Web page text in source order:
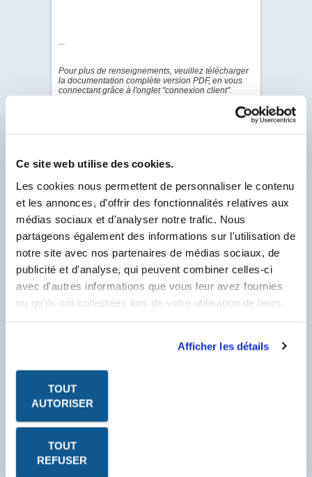
Ce site web utilise des cookies.
Les cookies nous permettent de personnaliser le contenu
et les annonces, d'offrir des fonctionnalités relatives aux
médias sociaux et d'analyser notre trafic. Nous
partageons également des informations sur l'utilisation de
notre site avec nos partenaires de médias sociaux, de
publicité et d'analyse, qui peuvent combiner celles-ci
avec d'autres informations que vous leur avez fournies
ou qu'ils ont collectées lors de votre utilisation de leurs
Afficher les détails
TOUT
AUTORISER
TOUT
REFUSER
PDF - DOC TECHNIQUE
PDF - FICHE DE
DONNÉES DE SÉCURITÉ
Pour visualiser & télécharger tous les PDF de ce
Produit.
Client Labo France, saisissez votre N° Compte
Client se trouvant sur votre facture et
commençant par un F.
...
Pour plus de renseignements, veuillez télécharger
la documentation complète version PDF, en vous
connectant grâce à l'onglet "connexion client".